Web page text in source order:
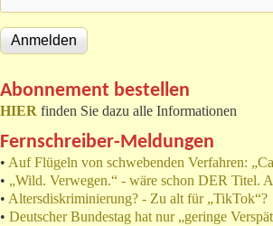
Abonnement bestellen
HIER finden Sie dazu alle Informationen
Fernschreiber-Meldungen
• Auf Flügeln von schwebenden Verfahren:
• „Wild. Verwegen.“ - wäre schon DER Titel.
• Altersdiskriminierung? - Zu alt für „TikTok“?
• Deutscher Bundestag hat nur „geringe